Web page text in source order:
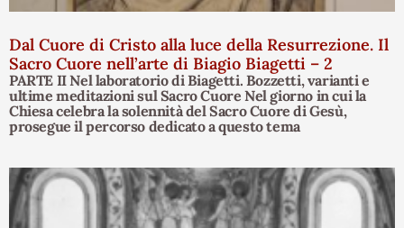
Dal Cuore di Cristo alla luce della Resurrezione. Il
Sacro Cuore nell’arte di Biagio Biagetti – 2
PARTE II Nel laboratorio di Biagetti. Bozzetti, varianti e
ultime meditazioni sul Sacro Cuore Nel giorno in cui la
Chiesa celebra la solennità del Sacro Cuore di Gesù,
prosegue il percorso dedicato a questo tema